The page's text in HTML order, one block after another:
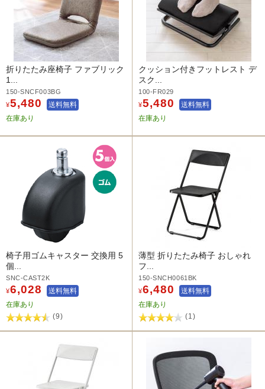
折りたたみ座椅子 ファブリック
1...
150-SNCF003BG
¥5,480
送料無料
在庫あり
クッション付きフットレスト デ
スク...
100-FR029
¥5,480
送料無料
在庫あり
椅子用ゴムキャスター 交換用 5
個...
SNC-CAST2K
¥6,028
送料無料
在庫あり
(9)
薄型 折りたたみ椅子 おしゃれ
フ...
150-SNCH0061BK
¥6,480
送料無料
在庫あり
(1)